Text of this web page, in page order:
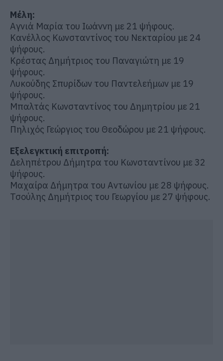
Μέλη:
Αγνιά Μαρία του Ιωάννη με 21 ψήφους.
Κανέλλος Κωνσταντίνος του Νεκταρίου με 24
ψήφους.
Κρέστας Δημήτριος του Παναγιώτη με 19
ψήφους.
Λυκούδης Σπυρίδων του Παντελεήμων με 19
ψήφους.
Μπαλτάς Κωνσταντίνος του Δημητρίου με 21
ψήφους.
Πηλιχός Γεώργιος του Θεοδώρου με 21 ψήφους.
Εξελεγκτική επιτροπή:
Δεληπέτρου Δήμητρα του Κωνσταντίνου με 32
ψήφους.
Μαχαίρα Δήμητρα του Αντωνίου με 28 ψήφους.
Τσούλης Δημήτριος του Γεωργίου με 27 ψήφους.